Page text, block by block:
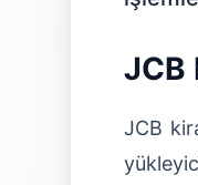
JCB
JCB